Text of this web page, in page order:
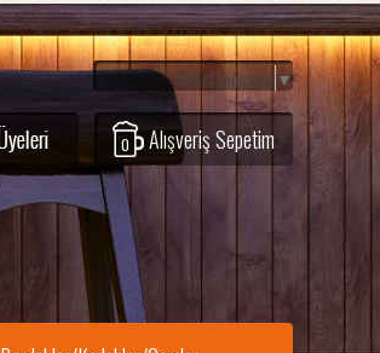
Alışveriş Sepetim
0
Select Language ▼